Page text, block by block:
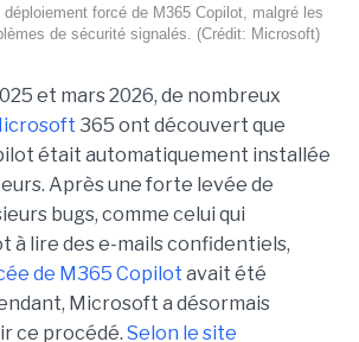
forcé de M365 Copilot, malgré les
de sécurité signalés. (Crédit: Microsoft)
et mars 2026, de nombreux
365 ont découvert que
était automatiquement installée
Après une forte levée de
bugs, comme celui qui
à lire des e-mails confidentiels,
de M365 Copilot avait été
Microsoft a désormais
ce procédé. Selon le site